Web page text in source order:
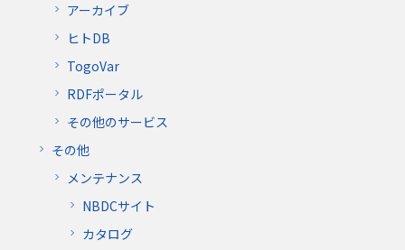
アーカイブ
ヒトDB
TogoVar
RDFポータル
その他のサービス
その他
メンテナンス
NBDCサイト
カタログ